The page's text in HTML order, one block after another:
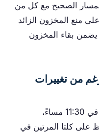
المسار الصحيح مع كل من
منع المخزون الزائد
يضمن بقاء المخزون
من تغييرات
حدد نافذة نوم يومية: وقت النوم في 11:30 مساءً،
صباحًا. حافظ على كلتا المرتين في